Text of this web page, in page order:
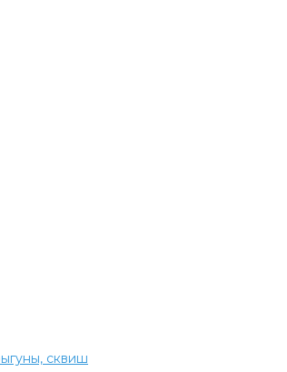
сквиш